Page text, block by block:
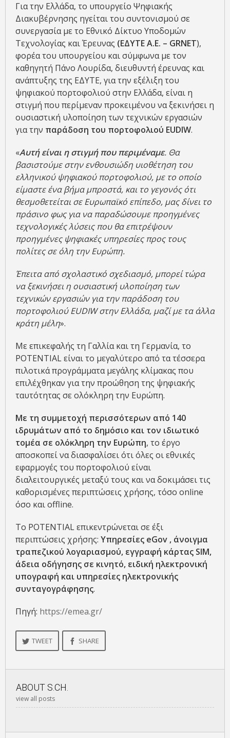
Για την Ελλάδα, το υπουργείο Ψηφιακής
Διακυβέρνησης ηγείται του συντονισμού σε
συνεργασία με το Εθνικό Δίκτυο Υποδομών
Τεχνολογίας και Έρευνας (ΕΔΥΤΕ Α.Ε. – GRNET),
φορέα του υπουργείου και σύμφωνα με τον
καθηγητή Πάνο Λουρίδα, διευθυντή έρευνας και
ανάπτυξης της ΕΔΥΤΕ, για την εξέλιξη του
ψηφιακού πορτοφολιού στην Ελλάδα, είναι η
στιγμή που περίμεναν προκειμένου να ξεκινήσει η
ουσιαστική υλοποίηση των τεχνικών εργασιών
για την παράδοση του πορτοφολιού EUDIW.
«Αυτή είναι η στιγμή που περιμέναμε. Θα
βασιστούμε στην ενθουσιώδη υιοθέτηση του
ελληνικού ψηφιακού πορτοφολιού, με το οποίο
είμαστε ένα βήμα μπροστά, και το γεγονός ότι
θεσμοθετείται σε Ευρωπαϊκό επίπεδο, μας δίνει το
πράσινο φως για να παραδώσουμε προηγμένες
τεχνολογικές λύσεις που θα επιτρέψουν
προηγμένες ψηφιακές υπηρεσίες προς τους
πολίτες σε όλη την Ευρώπη.
Έπειτα από σχολαστικό σχεδιασμό, μπορεί τώρα
να ξεκινήσει η ουσιαστική υλοποίηση των
τεχνικών εργασιών για την παράδοση του
πορτοφολιού EUDIW στην Ελλάδα, μαζί με τα άλλα
κράτη μέλη».
Με επικεφαλής τη Γαλλία και τη Γερμανία, το
POTENTIAL είναι το μεγαλύτερο από τα τέσσερα
πιλοτικά προγράμματα μεγάλης κλίμακας που
επιλέχθηκαν για την προώθηση της ψηφιακής
ταυτότητας σε ολόκληρη την Ευρώπη.
Με τη συμμετοχή περισσότερων από 140
ιδρυμάτων από το δημόσιο και τον ιδιωτικό
τομέα σε ολόκληρη την Ευρώπη, το έργο
αποσκοπεί να διασφαλίσει ότι όλες οι εθνικές
εφαρμογές του πορτοφολιού είναι
διαλειτουργικές μεταξύ τους και να δοκιμάσει τις
καθορισμένες περιπτώσεις χρήσης, τόσο online
όσο και offline.
Το POTENTIAL επικεντρώνεται σε έξι
περιπτώσεις χρήσης: Υπηρεσίες eGov , άνοιγμα
τραπεζικού λογαριασμού, εγγραφή κάρτας SIM,
άδεια οδήγησης σε κινητό, ειδική ηλεκτρονική
υπογραφή και υπηρεσίες ηλεκτρονικής
συνταγογράφησης.
Πηγή: https://emea.gr/
TWEET SHARE
ABOUT S.CH.
view all posts